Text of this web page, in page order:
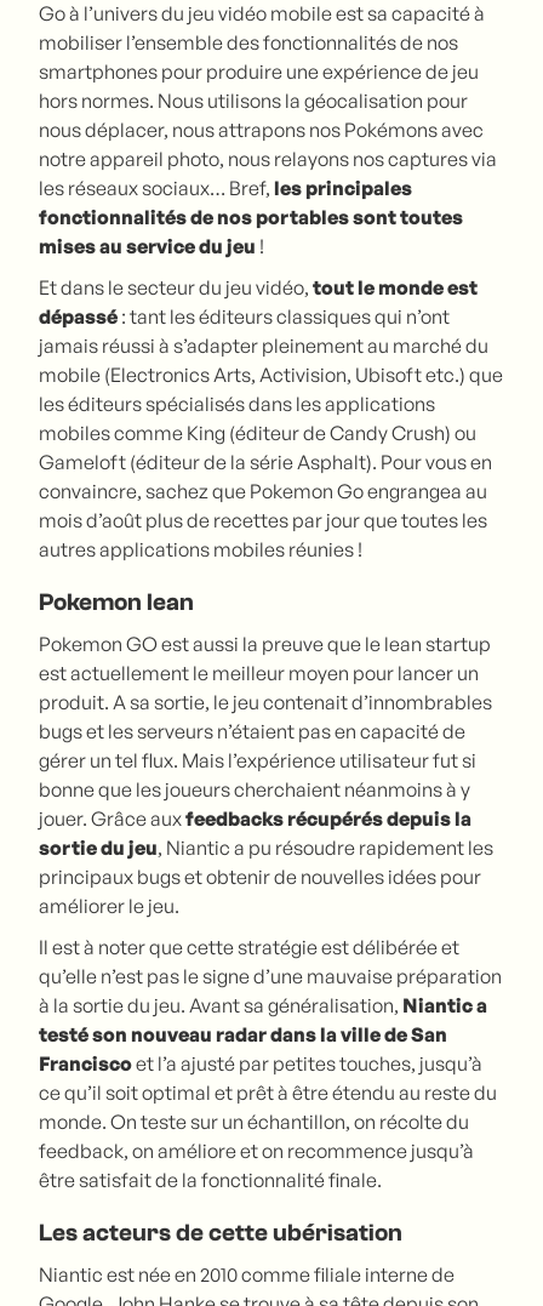
Go à l’univers du jeu vidéo mobile est sa capacité à
mobiliser l’ensemble des fonctionnalités de nos
smartphones pour produire une expérience de jeu
hors normes. Nous utilisons la géocalisation pour
nous déplacer, nous attrapons nos Pokémons avec
notre appareil photo, nous relayons nos captures via
les réseaux sociaux… Bref, les principales
fonctionnalités de nos portables sont toutes
mises au service du jeu !
Et dans le secteur du jeu vidéo, tout le monde est
dépassé : tant les éditeurs classiques qui n’ont
jamais réussi à s’adapter pleinement au marché du
mobile (Electronics Arts, Activision, Ubisoft etc.) que
les éditeurs spécialisés dans les applications
mobiles comme King (éditeur de Candy Crush) ou
Gameloft (éditeur de la série Asphalt). Pour vous en
convaincre, sachez que Pokemon Go engrangea au
mois d’août plus de recettes par jour que toutes les
autres applications mobiles réunies !
Pokemon lean
Pokemon GO est aussi la preuve que le lean startup
est actuellement le meilleur moyen pour lancer un
produit. A sa sortie, le jeu contenait d’innombrables
bugs et les serveurs n’étaient pas en capacité de
gérer un tel flux. Mais l’expérience utilisateur fut si
bonne que les joueurs cherchaient néanmoins à y
jouer. Grâce auxfeedbacks récupérés depuis la
sortie du jeu, Niantic a pu résoudre rapidement les
principaux bugs et obtenir de nouvelles idées pour
améliorer le jeu.
Il est à noter que cette stratégie est délibérée et
qu’elle n’est pas le signe d’une mauvaise préparation
à la sortie du jeu. Avant sa généralisation, Niantic a
testé son nouveau radar dans la ville de San
Franciscoet l’a ajusté par petites touches, jusqu’à
ce qu’il soit optimal et prêt à être étendu au reste du
monde. On teste sur un échantillon, on récolte du
feedback, on améliore et on recommence jusqu’à
être satisfait de la fonctionnalité finale.
Les acteurs de cette ubérisation
Niantic est née en 2010 comme filiale interne de